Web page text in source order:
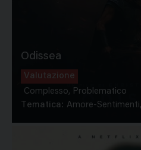
Odissea
Valutazione
Complesso, Problematico
Tematica: Amore-